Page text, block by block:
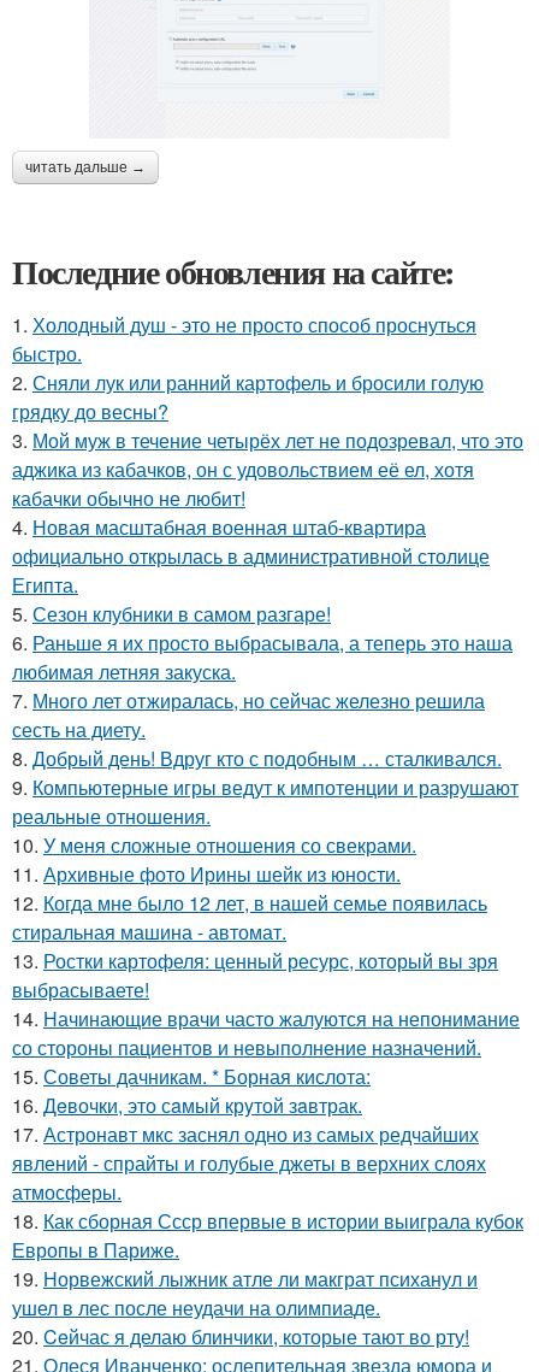
читать дальше →
Последние обновления на сайте:
1. Холодный душ - это не просто способ проснуться
быстро.
2. Сняли лук или ранний картофель и бросили голую
грядку до весны?
3. Мой муж в течение четырёх лет не подозревал, что это
аджика из кабачков, он с удовольствием её ел, хотя
кабачки обычно не любит!
4. Новая масштабная военная штаб-квартира
официально открылась в административной столице
Египта.
5. Сезон клубники в самом разгаре!
6. Раньше я их просто выбрасывала, а теперь это наша
любимая летняя закуска.
7. Много лет отжиралась, но сейчас железно решила
сесть на диету.
8. Добрый день! Вдруг кто с подобным … сталкивался.
9. Компьютерные игры ведут к импотенции и разрушают
реальные отношения.
10. У меня сложные отношения со свекрами.
11. Архивные фото Ирины шейк из юности.
12. Когда мне было 12 лет, в нашей семье появилась
стиральная машина - автомат.
13. Ростки картофеля: ценный ресурс, который вы зря
выбрасываете!
14. Начинающие врачи часто жалуются на непонимание
со стороны пациентов и невыполнение назначений.
15. Советы дачникам. * Борная кислота:
16. Дeвочки, это сaмый крyтой зaвтрак.
17. Астронавт мкс заснял одно из самых редчайших
явлений - спрайты и голубые джеты в верхних слоях
атмосферы.
18. Как сборная Ссср впервые в истории выиграла кубок
Европы в Париже.
19. Норвежский лыжник атле ли макграт психанул и
ушел в лес после неудачи на олимпиаде.
20. Ceйчас я делаю блинчики, которые тают во рту!
21. Олеся Иванченко: ослепительная звезда юмора и